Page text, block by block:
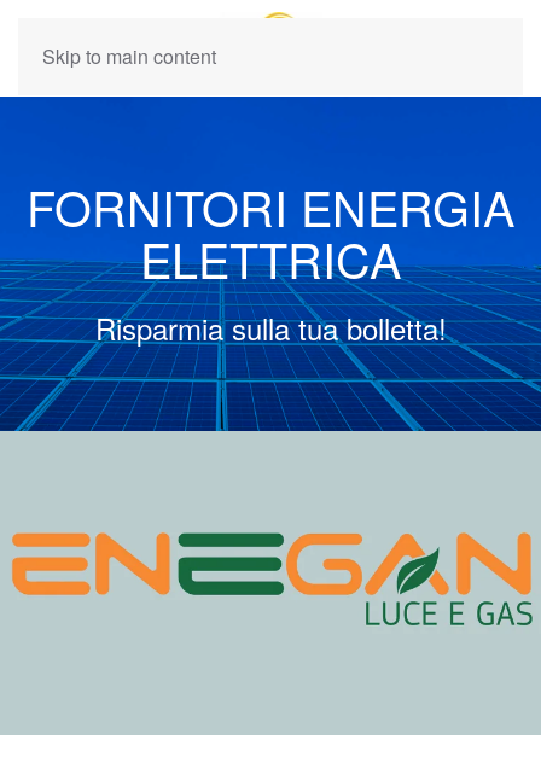
Skip to main content
FORNITORI ENERGIA
ELETTRICA
Risparmia sulla tua bolletta!